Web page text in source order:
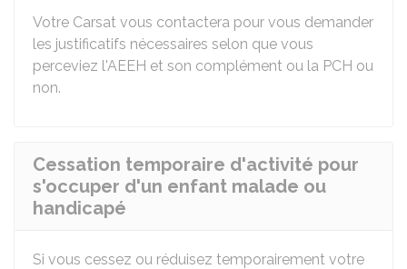
Votre Carsat vous contactera pour vous demander
les justificatifs nécessaires selon que vous
perceviez l'AEEH et son complément ou la PCH ou
non.
Cessation temporaire d'activité pour
s'occuper d'un enfant malade ou
handicapé
Si vous cessez ou réduisez temporairement votre